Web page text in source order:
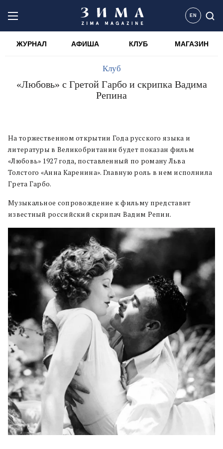
EN
ЖУРНАЛ АФИША КЛУБ МАГАЗИН
Клуб
«Любовь» с Гретой Гарбо и скрипка Вадима
Репина
На торжественном открытии Года русского языка и
литературы в Великобритании будет показан фильм
«Любовь» 1927 года, поставленный по роману Льва
Толстого «Анна Каренина». Главную роль в нем исполнила
Грета Гарбо.
Музыкальное сопровождение к фильму представит
известный российский скрипач Вадим Репин.